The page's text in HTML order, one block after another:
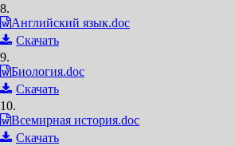
8.
Английский язык.doc
Скачать
9.
Биология.doc
Скачать
10.
Всемирная история.doc
Скачать